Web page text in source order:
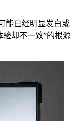
能已经明显发白或
却不一致”的根源